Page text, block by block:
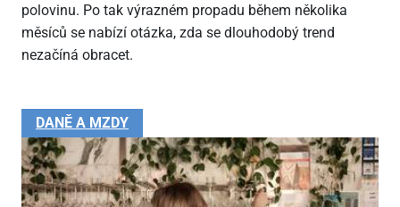
polovinu. Po tak výrazném propadu během několika
měsíců se nabízí otázka, zda se dlouhodobý trend
nezačíná obracet.
DANĚ A MZDY